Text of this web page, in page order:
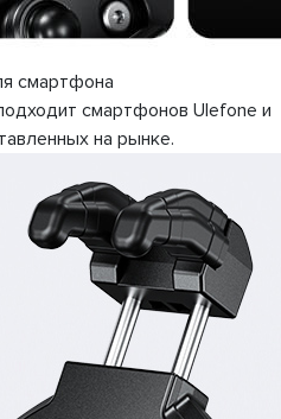
смартфона
смартфонов Ulefone и
на рынке.